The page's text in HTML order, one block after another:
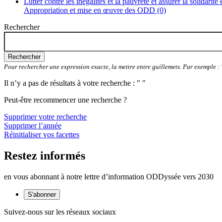
Appropriation et mise en œuvre des ODD (0)
Rechercher
Rechercher
Pour rechercher une expression exacte, la mettre entre guillemets. Par exemple
Il n’y a pas de résultats à votre recherche : " "
Peut-être recommencer une recherche ?
Supprimer votre recherche
Supprimer l’année
Réinitialiser vos facettes
Restez informés
en vous abonnant à notre lettre d’information ODDyssée vers 2030
S'abonner
Suivez-nous sur les réseaux sociaux